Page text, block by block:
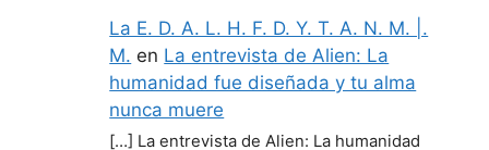
La E. D. A. L. H. F. D. Y. T. A. N. M. |.
M. en La entrevista de Alien: La
humanidad fue diseñada y tu alma
nunca muere
[…] La entrevista de Alien: La humanidad